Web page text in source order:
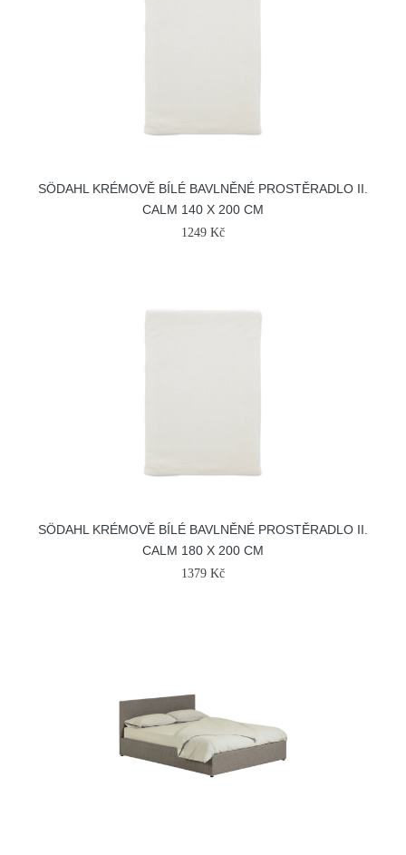
SÖDAHL KRÉMOVĚ BÍLÉ BAVLNĚNÉ PROSTĚRADLO II.
CALM 140 X 200 CM
1249 Kč
SÖDAHL KRÉMOVĚ BÍLÉ BAVLNĚNÉ PROSTĚRADLO II.
CALM 180 X 200 CM
1379 Kč